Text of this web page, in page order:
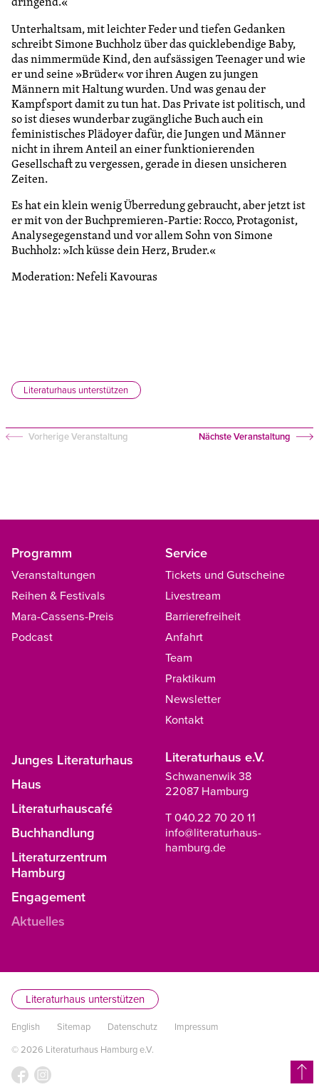
Unterhaltsam, mit leichter Feder und tiefen Gedanken
schreibt Simone Buchholz über das quicklebendige Baby,
das nimmermüde Kind, den aufsässigen Teenager und wie
er und seine »Brüder« vor ihren Augen zu jungen
Männern mit Haltung wurden. Und was genau der
Kampfsport damit zu tun hat. Das Private ist politisch, und
so ist dieses wunderbar zugängliche Buch auch ein
feministisches Plädoyer dafür, die Jungen und Männer
nicht in ihrem Anteil an einer funktionierenden
Gesellschaft zu vergessen, gerade in diesen unsicheren
Zeiten.
Es hat ein klein wenig Überredung gebraucht, aber jetzt ist
er mit von der Buchpremieren-Partie: Rocco, Protagonist,
Analysegegenstand und vor allem Sohn von Simone
Buchholz: »Ich küsse dein Herz, Bruder.«
Moderation: Nefeli Kavouras
Literaturhaus unterstützen
Vorherige Veranstaltung Nächste Veranstaltung
Programm
Veranstaltungen
Reihen & Festivals
Mara-Cassens-Preis
Podcast
Service
Tickets und Gutscheine
Livestream
Barrierefreiheit
Anfahrt
Team
Praktikum
Newsletter
Kontakt
Junges Literaturhaus
Haus
Literaturhauscafé
Buchhandlung
Literaturzentrum
Hamburg
Engagement
Aktuelles
Literaturhaus e.V.
Schwanenwik 38
22087 Hamburg
T 040.22 70 20 11
info@literaturhaus-
hamburg.de
Literaturhaus unterstützen
English Sitemap Datenschutz
Impressum
© 2026 Literaturhaus Hamburg e.V.